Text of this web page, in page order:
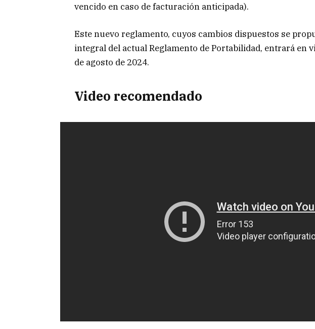
vencido en caso de facturación anticipada).
Este nuevo reglamento, cuyos cambios dispuestos se
integral del actual Reglamento de Portabilidad, entrará en
de agosto de 2024.
Video recomendado